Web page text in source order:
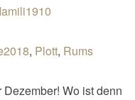
, Plott, Rums
Wo ist denn